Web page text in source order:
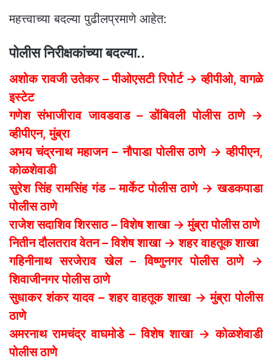
महत्त्वाच्या बदल्या पुढीलप्रमाणे आहेत:
पोलीस निरीक्षकांच्या बदल्या..
अशोक रावजी उतेकर – पीओएसटी रिपोर्ट → व्हीपीओ, वागळे
इस्टेट
गणेश संभाजीराव जावडवाड – डोंबिवली पोलीस ठाणे →
व्हीपीएन, मुंब्रा
अभय चंद्रनाथ महाजन – नौपाडा पोलीस ठाणे → व्हीपीएन,
कोळशेवाडी
सुरेश सिंह रामसिंह गंड – मार्केट पोलीस ठाणे → खडकपाडा
पोलीस ठाणे
राजेश सदाशिव शिरसाठ – विशेष शाखा → मुंब्रा पोलीस ठाणे
नितीन दौलतराव वेतन – विशेष शाखा → शहर वाहतूक शाखा
गहिनीनाथ सरजेराव खेल – विष्णुनगर पोलीस ठाणे →
शिवाजीनगर पोलीस ठाणे
सुधाकर शंकर यादव – शहर वाहतूक शाखा → मुंब्रा पोलीस
ठाणे
अमरनाथ रामचंद्र वाघमोडे – विशेष शाखा → कोळशेवाडी
पोलीस ठाणे